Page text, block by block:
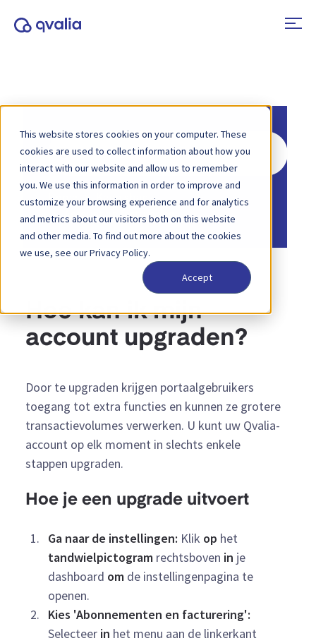
This website stores cookies on your computer. These
cookies are used to collect information about how you
interact with our website and allow us to remember
you. We use this information in order to improve and
customize your browsing experience and for analytics
and metrics about our visitors both on this website
and other media. To find out more about the cookies
we use, see our Privacy Policy.
Accept
Zoeken
naar
Home
Kennisbank
Account en facturering
Hoe kan ik mijn
account upgraden?
Door te upgraden krijgen portaalgebruikers
toegang tot extra functies en kunnen ze grotere
transactievolumes verwerken. U kunt uw Qvalia-
account op elk moment in slechts enkele
stappen upgraden.
Hoe je een upgrade uitvoert
Ga naar de instellingen: Klik op het
tandwielpictogram rechtsboven in je
dashboard om de instellingenpagina te
openen.
Kies 'Abonnementen en facturering':
Selecteer in het menu aan de linkerkant